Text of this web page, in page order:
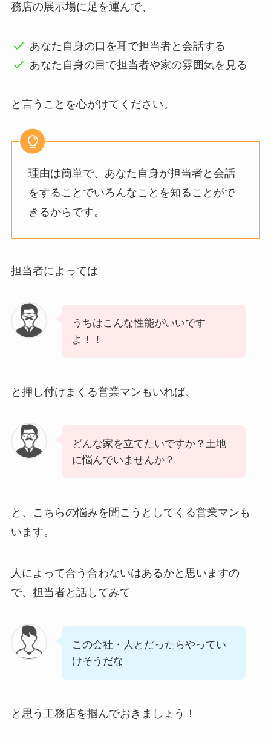
務店の展示場に足を運んで、
あなた自身の口を耳で担当者と会話する
あなた自身の目で担当者や家の雰囲気を見る
と言うことを心がけてください。
理由は簡単で、あなた自身が担当者と会話
をすることでいろんなことを知ることがで
きるからです。
担当者によっては
うちはこんな性能がいいです
よ！！
と押し付けまくる営業マンもいれば、
どんな家を立てたいですか？土地
に悩んでいませんか？
と、こちらの悩みを聞こうとしてくる営業マンも
います。
人によって合う合わないはあるかと思いますの
で、担当者と話してみて
この会社・人とだったらやってい
けそうだな
と思う工務店を掴んでおきましょう！